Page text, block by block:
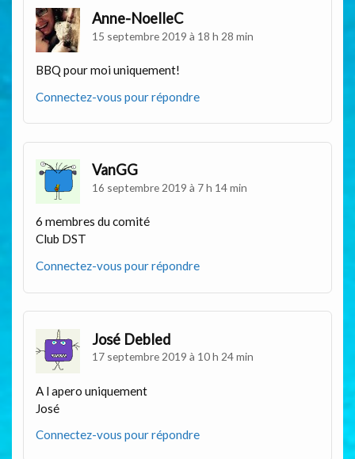
Anne-NoelleC
15 septembre 2019 à 18 h 28 min
BBQ pour moi uniquement!
Connectez-vous pour répondre
VanGG
16 septembre 2019 à 7 h 14 min
6 membres du comité
Club DST
Connectez-vous pour répondre
José Debled
17 septembre 2019 à 10 h 24 min
A l apero uniquement
José
Connectez-vous pour répondre